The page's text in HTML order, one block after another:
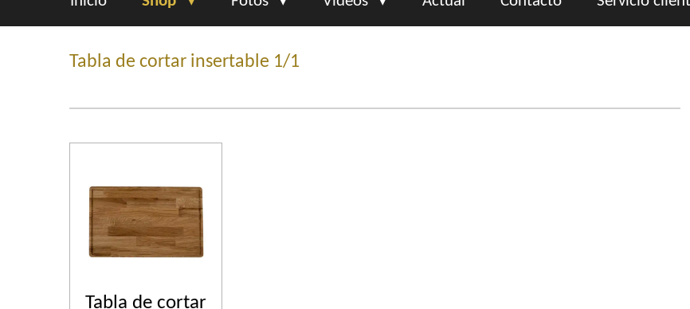
Tabla de cortar insertable 1/1
Tabla de cortar